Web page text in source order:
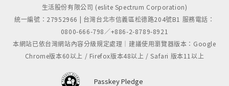
生活股份有限公司 (eslite Spectrum Corporation)
統一編號：27952966 | 台灣台北市信義區松德路204號B1 服務電話：
0800-666-798／+886-2-8789-8921
本網站已依台灣網站內容分級規定處理｜建議使用瀏覽器版本：Google
Chrome版本60以上 / Firefox版本48以上 / Safari 版本11以上
Passkey Pledge